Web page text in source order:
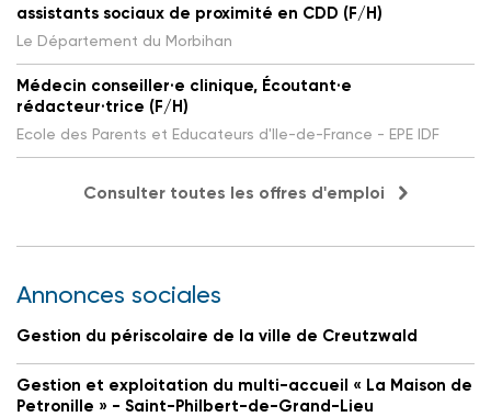
assistants sociaux de proximité en CDD (F/H)
Le Département du Morbihan
Médecin conseiller·e clinique, Écoutant·e
rédacteur·trice (F/H)
Ecole des Parents et Educateurs d'Ile-de-France - EPE IDF
Consulter toutes les offres d'emploi
Annonces sociales
Gestion du périscolaire de la ville de Creutzwald
Gestion et exploitation du multi-accueil « La Maison de
Petronille » - Saint-Philbert-de-Grand-Lieu